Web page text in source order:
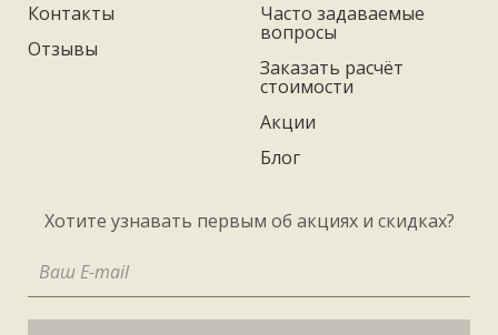
Контакты
Отзывы
Часто задаваемые
вопросы
Заказать расчёт
стоимости
Акции
Блог
Хотите узнавать первым об акциях и скидках?